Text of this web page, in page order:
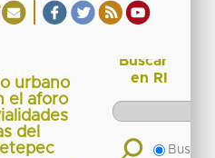
urbano
el aforo
del
Buscar
en RI
Buscar